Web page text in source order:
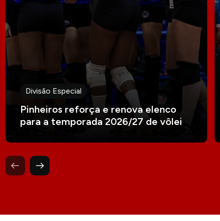
Divisão Especial
Pinheiros reforça e renova elenco
para a temporada 2026/27 de vôlei